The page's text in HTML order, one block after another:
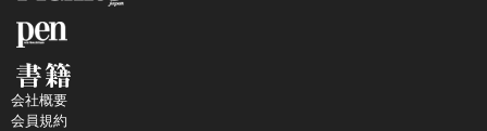
会社概要
会員規約